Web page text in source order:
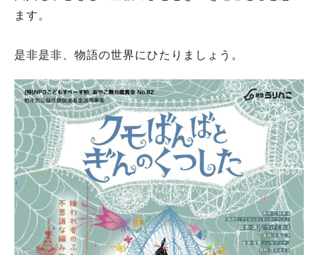
ます。
是非是非、物語の世界にひたりましょう。